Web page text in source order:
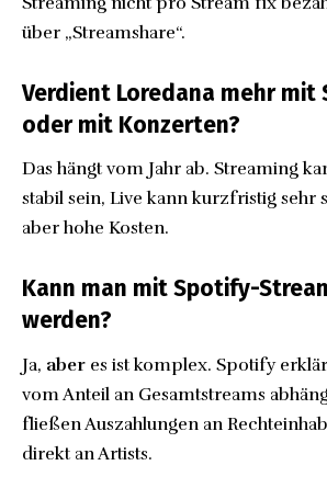
über „Streamshare“.
Verdient Loredana mehr mit
oder mit Konzerten?
Das hängt vom Jahr ab. Streaming
stabil sein, Live kann kurzfristig sehr
aber hohe Kosten.
Kann man mit Spotify-
werden?
Ja, aber es ist komplex. Spotify
vom Anteil an Gesamtstreams
fließen Auszahlungen an
direkt an Artists.